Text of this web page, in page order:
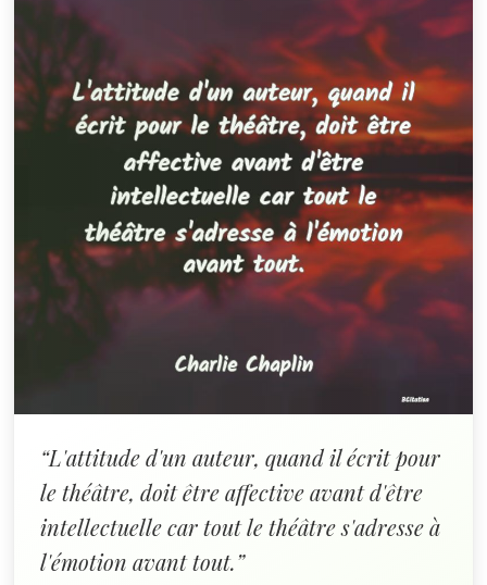
“L'attitude d'un auteur, quand il écrit pour
le théâtre, doit être affective avant d'être
intellectuelle car tout le théâtre s'adresse à
l'émotion avant tout.”